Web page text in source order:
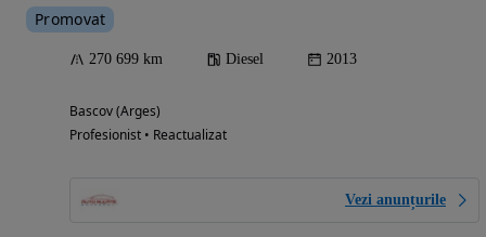
Promovat
270 699 km Diesel 2013
Bascov (Arges)
Profesionist • Reactualizat
Vezi anunțurile